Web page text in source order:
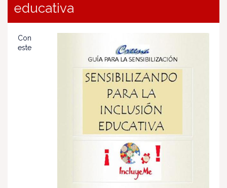
educativa
Con
este